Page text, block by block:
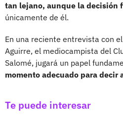
tan lejano, aunque la decisión
únicamente de él.
En una reciente entrevista con
Aguirre, el mediocampista del
Salomé, jugará un papel
momento adecuado para decir
Te puede interesar